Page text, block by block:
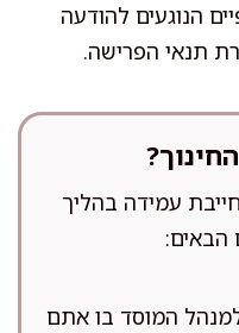
הנוגעים להודעה
תנאי הפרישה.
עמידה בהליך
הבאים:
המוסד בו אתם